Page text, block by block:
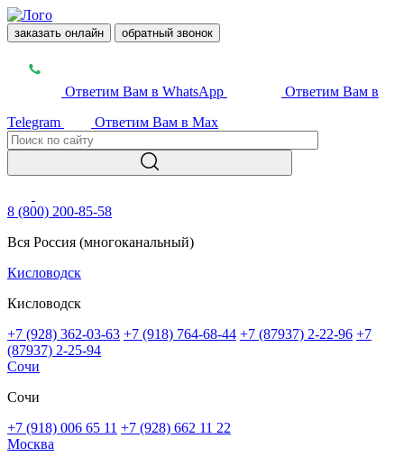
заказать онлайн обратный звонок
Ответим Вам в WhatsApp
Ответим Вам в
Telegram
Ответим Вам в Max
8 (800) 200-85-58
Вся Россия (многоканальный)
Кисловодск
Кисловодск
+7 (928) 362-03-63 +7 (918) 764-68-44 +7 (87937) 2-22-96 +7
(87937) 2-25-94
Сочи
Сочи
+7 (918) 006 65 11 +7 (928) 662 11 22
Москва